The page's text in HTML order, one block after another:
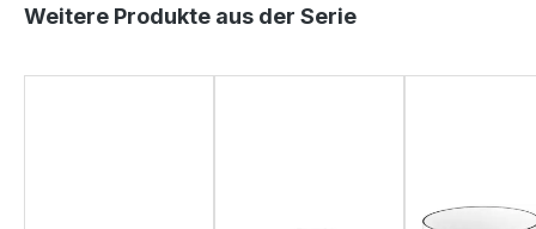
Produktgalerie überspringen
Weitere Produkte aus der Serie